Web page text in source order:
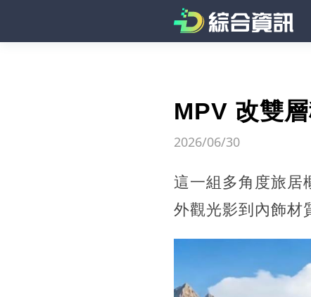
MPV 改雙
2026/06/30
這一組多角度旅居
外觀光影到內飾材